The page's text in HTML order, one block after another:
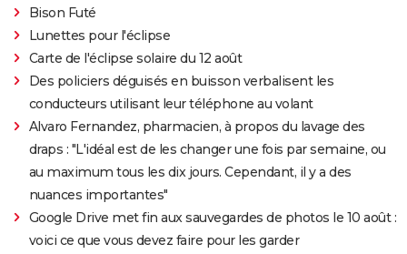
Bison Futé
Lunettes pour l'éclipse
Carte de l'éclipse solaire du 12 août
Des policiers déguisés en buisson verbalisent les
conducteurs utilisant leur téléphone au volant
Alvaro Fernandez, pharmacien, à propos du lavage des
draps : "L'idéal est de les changer une fois par semaine, ou
au maximum tous les dix jours. Cependant, il y a des
nuances importantes"
Google Drive met fin aux sauvegardes de photos le 10 août :
voici ce que vous devez faire pour les garder